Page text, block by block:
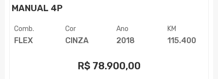
MANUAL 4P
Comb.
FLEX
Cor
CINZA
Ano
2018
KM
115.400
R$ 78.900,00